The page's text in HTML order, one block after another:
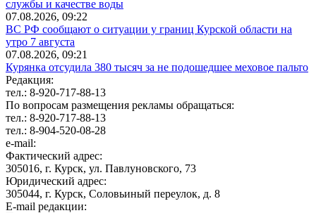
службы и качестве воды
07.08.2026, 09:22
ВС РФ сообщают о ситуации у границ Курской области на
утро 7 августа
07.08.2026, 09:21
Курянка отсудила 380 тысяч за не подошедшее меховое пальто
Редакция:
тел.: 8-920-717-88-13
По вопросам размещения рекламы обращаться:
тел.: 8-920-717-88-13
тел.: 8-904-520-08-28
e-mail:
Фактический адрес:
305016, г. Курск, ул. Павлуновского, 73
Юридический адрес:
305044, г. Курск, Соловьиный переулок, д. 8
E-mail редакции: